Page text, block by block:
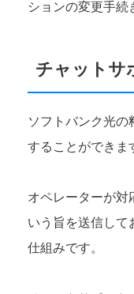
ションの変更手続
チャットサ
ソフトバンク光の
することができま
オペレーターが対
いう旨を送信して
仕組みです。